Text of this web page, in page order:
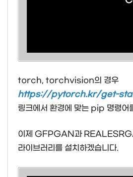
torch, torchvision의 경우
https://pytorch.kr/get-
링크에서 환경에 맞는 pip 명령어
이제 GFPGAN과
라이브러리를 설치하겠습니다.